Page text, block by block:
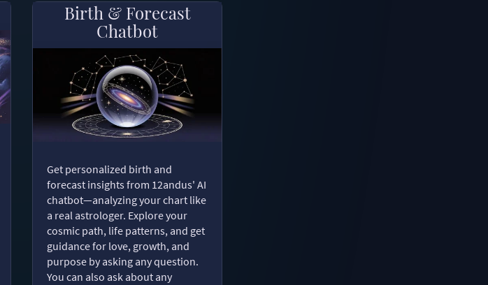
Birth & Forecast
Chatbot
Get personalized birth and
forecast insights from 12andus' AI
chatbot—analyzing your chart like
a real astrologer. Explore your
cosmic path, life patterns, and get
guidance for love, growth, and
purpose by asking any question.
You can also ask about any